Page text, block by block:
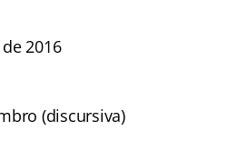
2016
(discursiva)